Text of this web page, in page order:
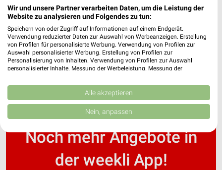
futureFit Filialen & Öffnungszeiten für Garbsen
Noch mehr Angebote in
der weekli App!
Wir und unsere Partner verarbeiten Daten, um die Leistung der
Website zu analysieren und Folgendes zu tun:
Speichern von oder Zugriff auf Informationen auf einem Endgerät.
Verwendung reduzierter Daten zur Auswahl von Werbeanzeigen. Erstellung
von Profilen für personalisierte Werbung. Verwendung von Profilen zur
Auswahl personalisierter Werbung. Erstellung von Profilen zur
Personalisierung von Inhalten. Verwendung von Profilen zur Auswahl
personalisierter Inhalte. Messung der Werbeleistung. Messung der
Kombinationen von Daten aus verschiedenen Quellen. Entwicklung und
Verbesserung der Angebote. Verwendung reduzierter Daten zur Auswahl
von Inhalten.
Daten können außerhalb der Europäischen Union weitergegeben und in die
Website/App.
Wir nutzen Ihre Daten für folgende Zwecke:
Alle akzeptieren
Nein, anpassen